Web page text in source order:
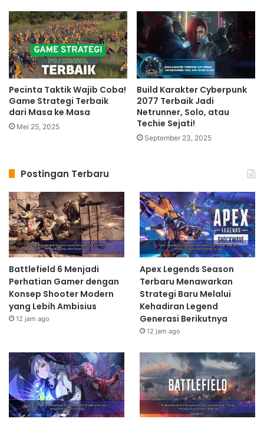
Pecinta Taktik Wajib Coba!
Game Strategi Terbaik
dari Masa ke Masa
Mei 25, 2025
Build Karakter Cyberpunk
2077 Terbaik Jadi
Netrunner, Solo, atau
Techie Sejati!
September 23, 2025
Postingan Terbaru
Battlefield 6 Menjadi
Perhatian Gamer dengan
Konsep Shooter Modern
yang Lebih Ambisius
12 jam ago
Apex Legends Season
Terbaru Menawarkan
Strategi Baru Melalui
Kehadiran Legend
Generasi Berikutnya
12 jam ago